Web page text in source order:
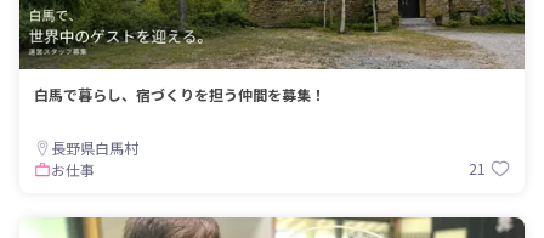
白馬で暮らし、宿づくりを担う仲間を募集！
長野県白馬村
お仕事
21